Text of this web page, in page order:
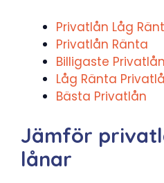
Privatlån Låg
Privatlån Ränta
Billigaste Privatlån
Låg Ränta
Bästa Privatlån
Jämför
lånar